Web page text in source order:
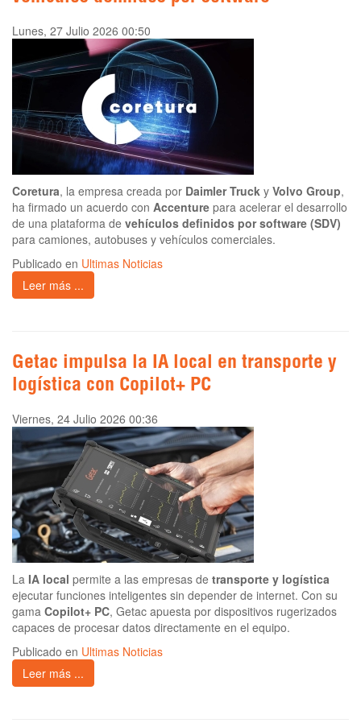
Lunes, 27 Julio 2026 00:50
Coretura, la empresa creada por Daimler Truck y Volvo Group,
ha firmado un acuerdo con Accenture para acelerar el desarrollo
de una plataforma de vehículos definidos por software (SDV)
para camiones, autobuses y vehículos comerciales.
Publicado en Ultimas Noticias
Leer más ...
Getac impulsa la IA local en transporte y
logística con Copilot+ PC
Viernes, 24 Julio 2026 00:36
La IA local permite a las empresas de transporte y logística
ejecutar funciones inteligentes sin depender de internet. Con su
gama Copilot+ PC, Getac apuesta por dispositivos rugerizados
capaces de procesar datos directamente en el equipo.
Publicado en Ultimas Noticias
Leer más ...